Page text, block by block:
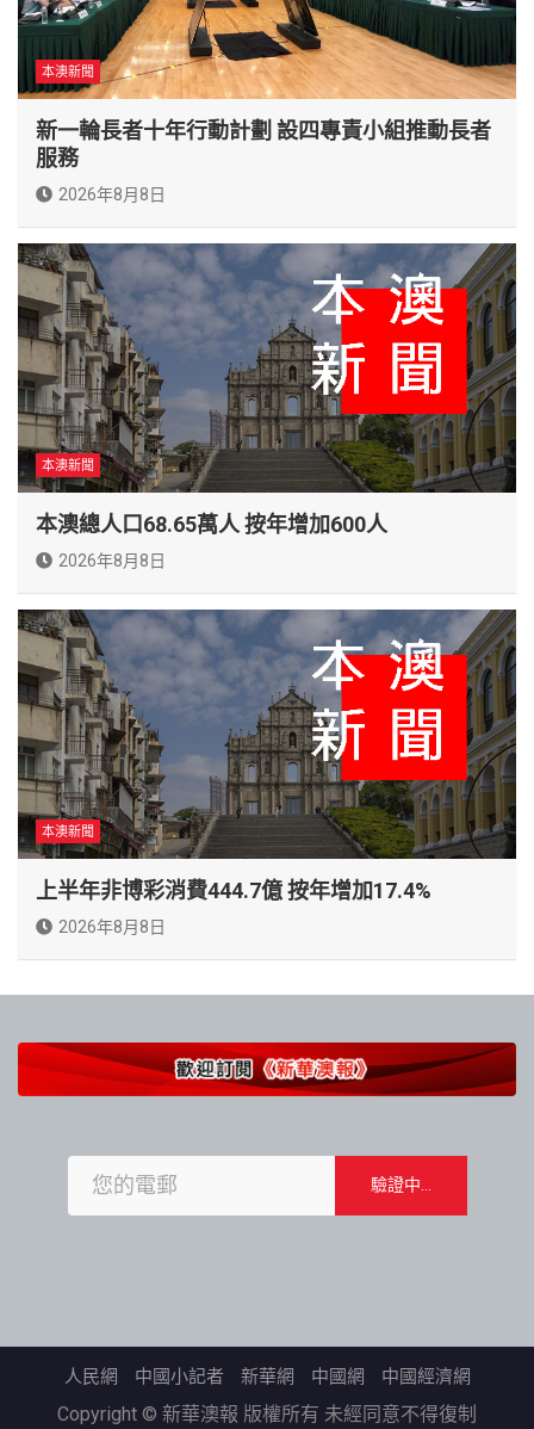
本澳新聞
新一輪長者十年行動計劃 設四專責小組推動長者
服務
2026年8月8日
本澳新聞
本澳總人口68.65萬人 按年增加600人
2026年8月8日
本澳新聞
上半年非博彩消費444.7億 按年增加17.4%
2026年8月8日
人民網 中國小記者 新華網 中國網 中國經濟網
Copyright © 新華澳報 版權所有 未經同意不得復制